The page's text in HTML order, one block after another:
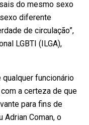
do mesmo sexo
diferente
de circulação”,
LGBTI (ILGA),
qualquer funcionário
a certeza de que
para fins de
Adrian Coman, o